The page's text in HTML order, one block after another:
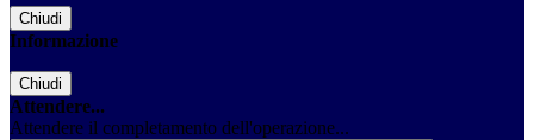
Chiudi
Informazione
Chiudi
Attendere...
Attendere il completamento dell'operazione...